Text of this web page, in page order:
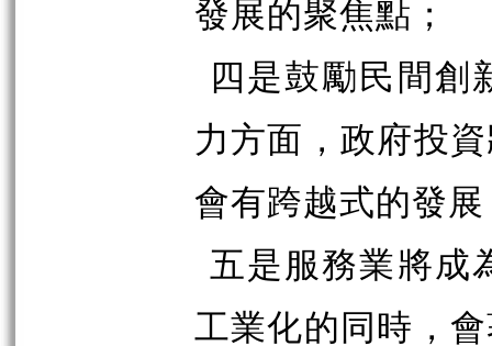
發展的聚焦點；
四是鼓勵民間創
力方面，政府投
會有跨越式的發
五是服務業將成
工業化的同時，